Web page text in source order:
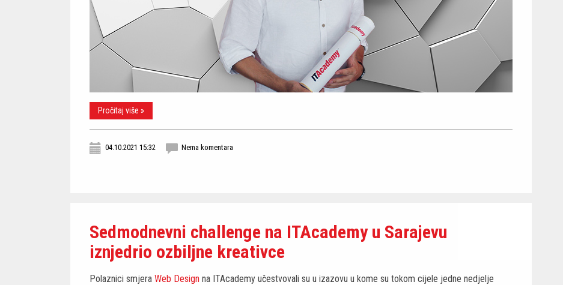
Pročitaj više »
04.10.2021 15:32 Nema komentara
Sedmodnevni challenge na ITAcademy u Sarajevu
iznjedrio ozbiljne kreativce
Polaznici smjera Web Design na ITAcademy učestvovali su u izazovu u kome su tokom cijele jedne nedjelje